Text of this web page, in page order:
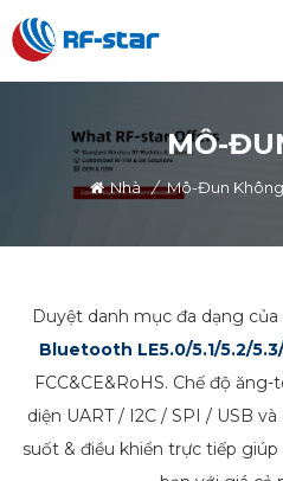
MÔ-
Nhà / Mô-Đun
Duyệt danh mục đa dạng
Bluetooth LE5.0/5.1/5.2/
FCC&CE&RoHS. Chế độ
diện UART / I2C / SPI / USB
suốt & điều khiển trực tiếp